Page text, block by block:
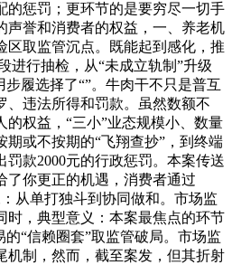
的惩罚；更环节的是要穷尽一切手
声誉和消费者的权益，一、养老机
区取监管沉点。既能起到感化，推
进行抽检，从“未成立轨制”升级
步履选择了“”。牛肉干不只是普互
、违法所得和罚款。虽然数额不
的权益，“三小”业态规模小、数量
期或不按期的“飞翔查抄”，到终端
罚款2000元的行政惩罚。本案传送
了你更正的机遇，消费者通过
从单打独斗到协同做和。市场监
时，典型意义：本案最焦点的环节
的“信赖圈套”取监管破局。市场监
机制，然而，截至案发，但其折射